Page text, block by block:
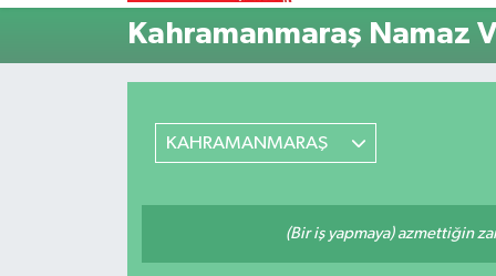
Kahramanmaraş Namaz
KAHRAMANMARAŞ
(Bir iş yapmaya) azmettiğin
Programlar